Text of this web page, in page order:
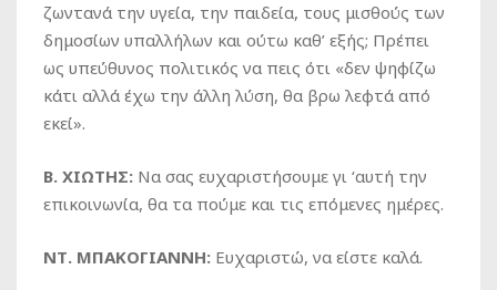
ζωντανά την υγεία, την παιδεία, τους μισθούς των
δημοσίων υπαλλήλων και ούτω καθ’ εξής; Πρέπει
ως υπεύθυνος πολιτικός να πεις ότι «δεν ψηφίζω
κάτι αλλά έχω την άλλη λύση, θα βρω λεφτά από
εκεί».
Β. ΧΙΩΤΗΣ: Να σας ευχαριστήσουμε γι ‘αυτή την
επικοινωνία, θα τα πούμε και τις επόμενες ημέρες.
ΝΤ. ΜΠΑΚΟΓΙΑΝΝΗ: Ευχαριστώ, να είστε καλά.